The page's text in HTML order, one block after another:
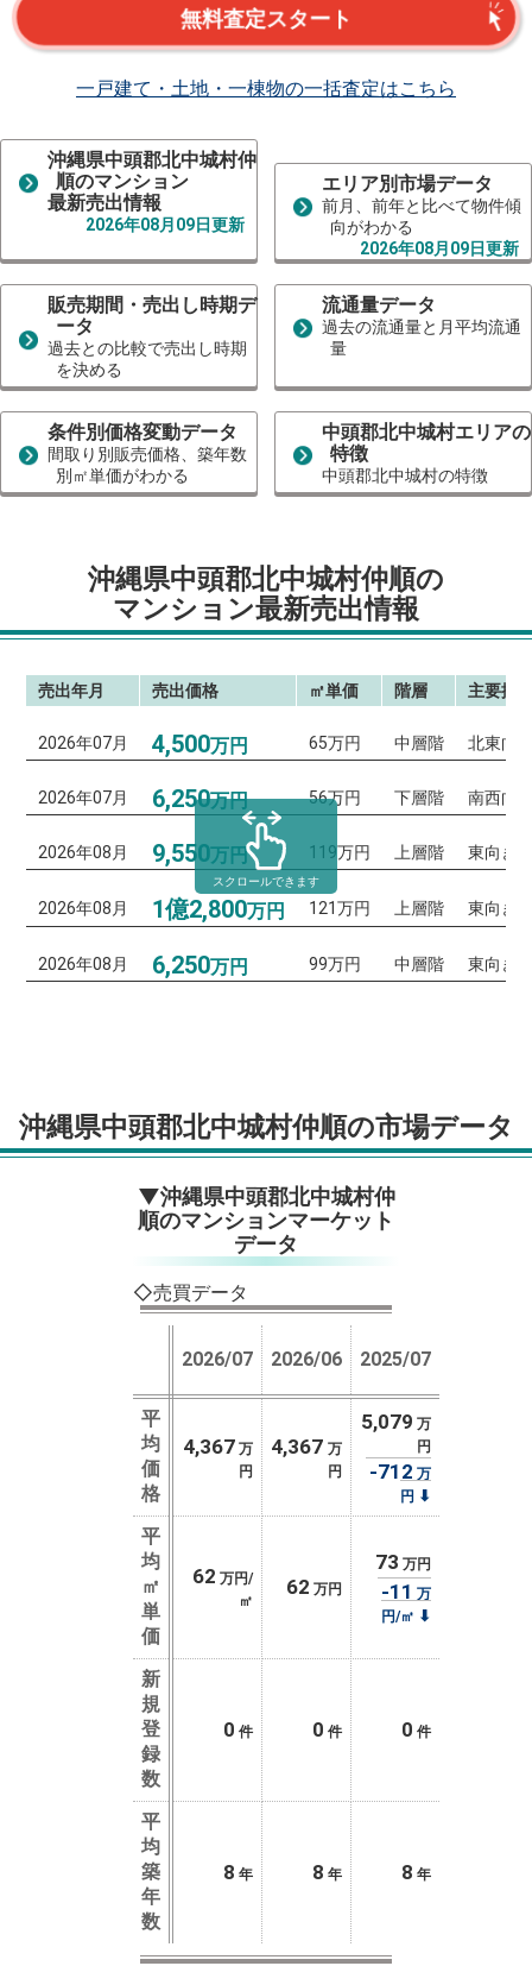
無料査定スタート
一戸建て・土地・一棟物の一括査定はこちら
沖縄県中頭郡北中城村仲
順のマンション
最新売出情報
2026年08月09日更新
エリア別市場データ
前月、前年と比べて物件傾
向がわかる
2026年08月09日更新
販売期間・売出し時期デ
ータ
過去との比較で売出し時期
を決める
流通量データ
過去の流通量と月平均流通
量
条件別価格変動データ
間取り別販売価格、築年数
別㎡単価がわかる
中頭郡北中城村エリアの
特徴
中頭郡北中城村の特徴
沖縄県中頭郡北中城村仲順の
マンション最新売出情報
売出年月 売出価格 ㎡単価 階層 主要採
2026年07月 4,500万円 65万円 中層階 北東向
2026年07月 6,250万円 56万円 下層階 南西向
2026年08月 9,550万円 119万円 上層階 東向き
2026年08月 1億2,800万円 121万円 上層階 東向き
2026年08月 6,250万円 99万円 中層階 東向き
スクロールできます
沖縄県中頭郡北中城村仲順の市場データ
▼沖縄県中頭郡北中城村仲
順のマンションマーケット
データ
◇売買データ
2026/07 2026/06 2025/07
平
均
価
格
4,367 万
円
4,367 万
円
5,079 万
円
-712 万
円 ⬇
平
均
㎡
単
価
62 万円/
㎡
62 万円
73 万円
-11 万
円/㎡ ⬇
新
規
登
録
数
0 件 0 件 0 件
平
均
築
年
数
8 年 8 年 8 年